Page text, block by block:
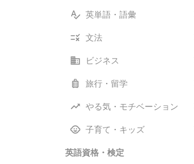
英単語・語彙
文法
ビジネス
旅行・留学
やる気・モチベーション
子育て・キッズ
英語資格・検定